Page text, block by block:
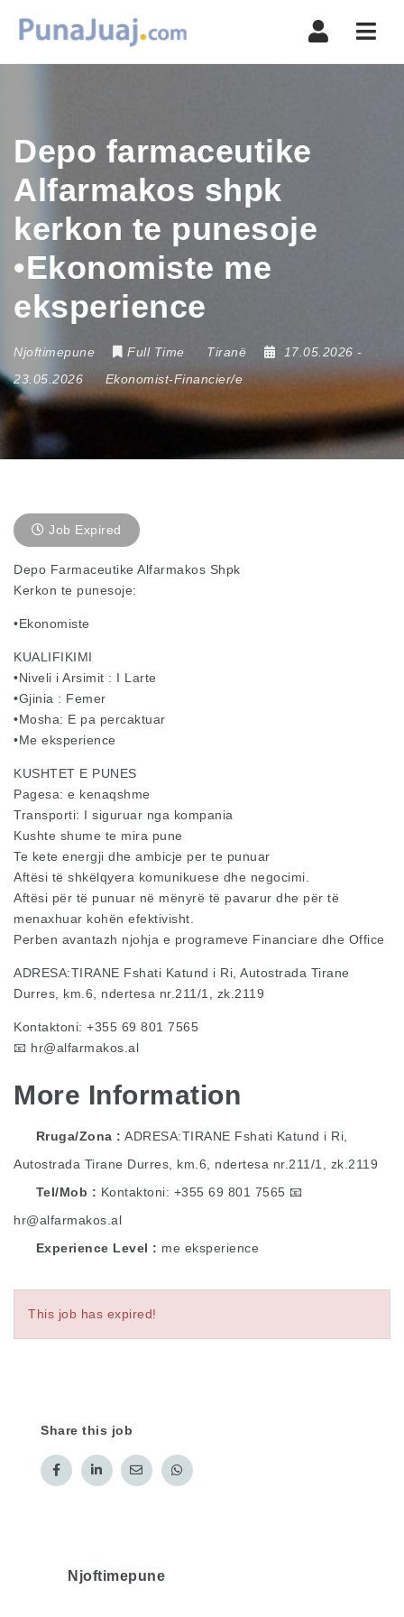
Depo farmaceutike
Alfarmakos shpk
kerkon te punesoje
•Ekonomiste me
eksperience
Njoftimepune Full Time Tiranë 17.05.2026 -
23.05.2026
Ekonomist-Financier/e
Job Expired
Depo Farmaceutike Alfarmakos Shpk
Kerkon te punesoje:
•Ekonomiste
KUALIFIKIMI
•Niveli i Arsimit : I Larte
•Gjinia : Femer
•Mosha: E pa percaktuar
•Me eksperience
KUSHTET E PUNES
Pagesa: e kenaqshme
Transporti: I siguruar nga kompania
Kushte shume te mira pune
Te kete energji dhe ambicje per te punuar
Aftësi të shkëlqyera komunikuese dhe negocimi.
Aftësi për të punuar në mënyrë të pavarur dhe për të
menaxhuar kohën efektivisht.
Perben avantazh njohja e programeve Financiare dhe Office
ADRESA:TIRANE Fshati Katund i Ri, Autostrada Tirane
Durres, km.6, ndertesa nr.211/1, zk.2119
Kontaktoni: +355 69 801 7565
📧 hr@alfarmakos.al
More Information
Rruga/Zona
ADRESA:TIRANE Fshati Katund i Ri,
Autostrada Tirane Durres, km.6, ndertesa nr.211/1, zk.2119
Tel/Mob
Kontaktoni: +355 69 801 7565 📧
hr@alfarmakos.al
Experience Level
me eksperience
This job has expired!
Share this job
Njoftimepune